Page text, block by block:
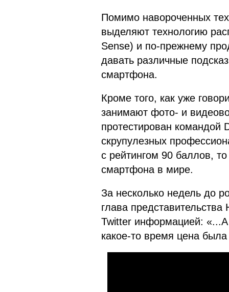
Помимо навороченных
выделяют технологию
Sense) и по-прежнему
давать различные
смартфона.
Кроме того, как уже
занимают фото- и
протестирован командой
скрупулезных
с рейтингом 90 баллов,
смартфона в мире.
За несколько недель до
глава
Twitter информацией:
какое-то время цена